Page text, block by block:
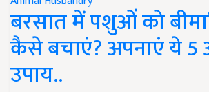
बरसात में पशुओं को
कैसे बचाएं? अपनाएं ये
उपाय..